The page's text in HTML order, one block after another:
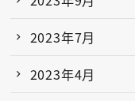
2023年7月
2023年4月